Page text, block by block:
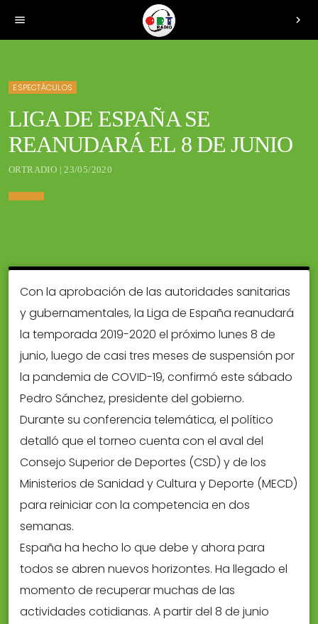
menu chevron_right
ESPECTÁCULOS
LIGA DE ESPAÑA SE
REANUDARÁ EL 8 DE JUNIO
ORTRADIO | 23/05/2020
Con la aprobación de las autoridades sanitarias
y gubernamentales, la Liga de España reanudará
la temporada 2019-2020 el próximo lunes 8 de
junio, luego de casi tres meses de suspensión por
la pandemia de COVID-19, confirmó este sábado
Pedro Sánchez, presidente del gobierno.
Durante su conferencia telemática, el político
detalló que el torneo cuenta con el aval del
Consejo Superior de Deportes (CSD) y de los
Ministerios de Sanidad y Cultura y Deporte (MECD)
para reiniciar con la competencia en dos
semanas.
España ha hecho lo que debe y ahora para
todos se abren nuevos horizontes. Ha llegado el
momento de recuperar muchas de las
actividades cotidianas. A partir del 8 de junio